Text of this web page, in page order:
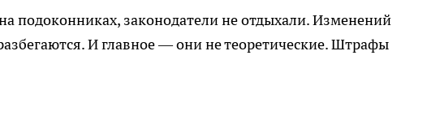
подоконниках, законодатели не отдыхали. Изменений
И главное — они не теоретические. Штрафы